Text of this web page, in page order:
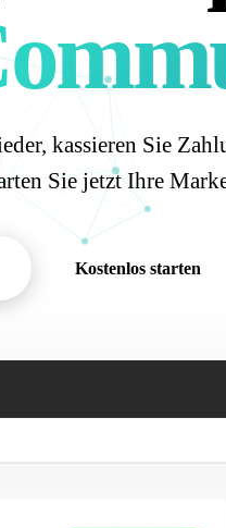
kassieren Sie
Sie jetzt Ihre
Kostenlos starten